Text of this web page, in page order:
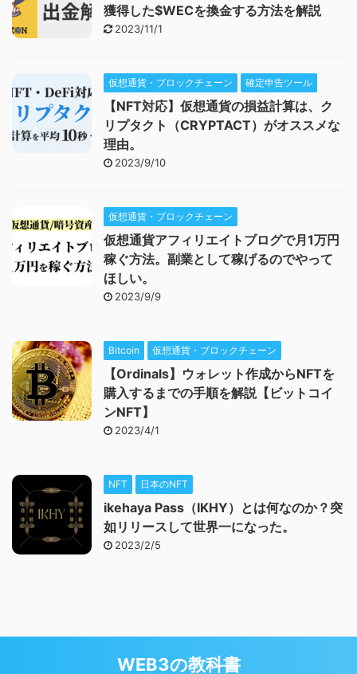
獲得した$WECを換金する方法を解説
2023/11/1
仮想通貨・ブロックチェーン 確定申告ツール
【NFT対応】仮想通貨の損益計算は、ク
リプタクト（CRYPTACT）がオススメな
理由。
2023/9/10
仮想通貨・ブロックチェーン
仮想通貨アフィリエイトブログで月1万円
稼ぐ方法。副業として稼げるのでやって
ほしい。
2023/9/9
Bitcoin 仮想通貨・ブロックチェーン
【Ordinals】ウォレット作成からNFTを
購入するまでの手順を解説【ビットコイ
ンNFT】
2023/4/1
NFT 日本のNFT
ikehaya Pass（IKHY）とは何なのか？突
如リリースして世界一になった。
2023/2/5
WEB3の教科書